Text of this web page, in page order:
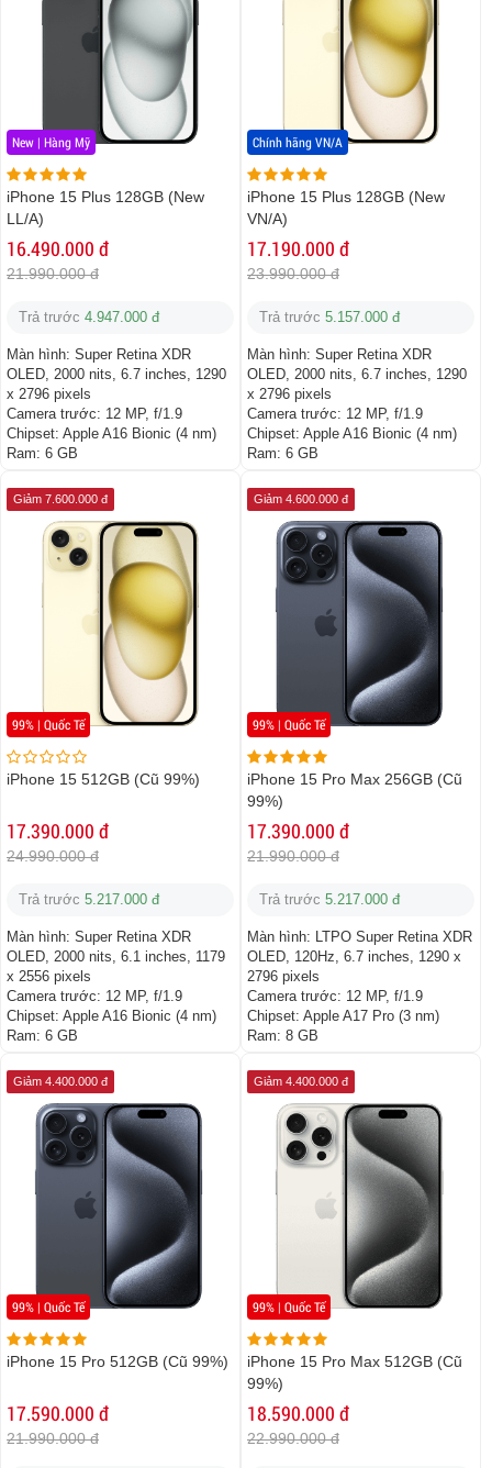
New | Hàng Mỹ
iPhone 15 Plus 128GB (New
LL/A)
16.490.000 đ
21.990.000 đ
Trả trước 4.947.000 đ
Màn hình: Super Retina XDR
OLED, 2000 nits, 6.7 inches, 1290
x 2796 pixels
Camera trước: 12 MP, f/1.9
Chipset: Apple A16 Bionic (4 nm)
Ram: 6 GB
Chính hãng VN/A
iPhone 15 Plus 128GB (New
VN/A)
17.190.000 đ
23.990.000 đ
Trả trước 5.157.000 đ
Màn hình: Super Retina XDR
OLED, 2000 nits, 6.7 inches, 1290
x 2796 pixels
Camera trước: 12 MP, f/1.9
Chipset: Apple A16 Bionic (4 nm)
Ram: 6 GB
99% | Quốc Tế
Giảm 7.600.000 đ
iPhone 15 512GB (Cũ 99%)
17.390.000 đ
24.990.000 đ
Trả trước 5.217.000 đ
Màn hình: Super Retina XDR
OLED, 2000 nits, 6.1 inches, 1179
x 2556 pixels
Camera trước: 12 MP, f/1.9
Chipset: Apple A16 Bionic (4 nm)
Ram: 6 GB
99% | Quốc Tế
Giảm 4.600.000 đ
iPhone 15 Pro Max 256GB (Cũ
99%)
17.390.000 đ
21.990.000 đ
Trả trước 5.217.000 đ
Màn hình: LTPO Super Retina XDR
OLED, 120Hz, 6.7 inches, 1290 x
2796 pixels
Camera trước: 12 MP, f/1.9
Chipset: Apple A17 Pro (3 nm)
Ram: 8 GB
99% | Quốc Tế
Giảm 4.400.000 đ
iPhone 15 Pro 512GB (Cũ 99%)
17.590.000 đ
21.990.000 đ
99% | Quốc Tế
Giảm 4.400.000 đ
iPhone 15 Pro Max 512GB (Cũ
99%)
18.590.000 đ
22.990.000 đ